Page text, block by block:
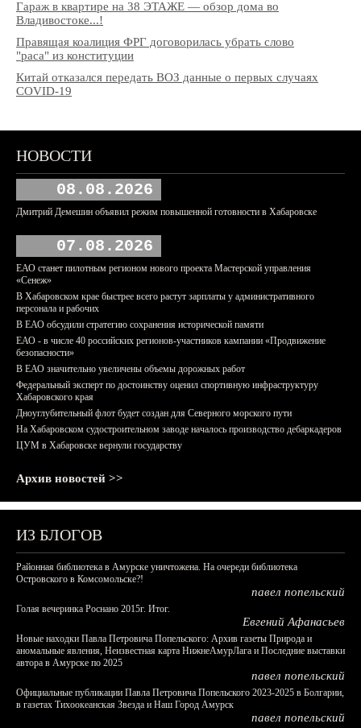
Гараж в квартире на 38 ЭТАЖЕ — обзор дома во
Владивостоке...!
Правящая коалиция ФРГ договорилась убрать слово
"раса" из конституции
Китай отказался передать ВОЗ данные о первых случаях
COVID-19
НОВОСТИ
08.08.2026
Дмитрий Демешин объявил режим повышенной готовности в Хабаровске
07.08.2026
ЕАО станет пилотным регионом нового проекта Мастерской управления
«Сенеж»
В Хабаровском крае быстрее всего растут зарплаты у административного
персонала и рабочих
В ЕАО обсудили стратегию сохранения исторической памяти
ЕАО - в числе 40 российских регионов-участников кампании «Продвижение
безопасности»
В ЕАО значительно увеличены объемы дорожных работ
Федеральный эксперт по достоинству оценил спортивную инфраструктуру
Хабаровского края
Дноуглубительный флот будет создан для Северного морского пути
На Хабаровском судостроительном заводе началось производство дебаркадеров
ЦУМ в Хабаровске вернули государству
Архив новостей >>
ИЗ БЛОГОВ
Районная библиотека в Амурске уничтожена. На очереди библиотека
Островского в Комсомольске?!
павел попельский
Голая вечеринка Роснано 2015г. Итог.
Евгений Афанасьев
Новые находки Павла Петровича Попельского: Архив газеты Природа и
аномальные явления, Неизвестная карта НижнеАмурЛага и Последние выставки
автора в Амурске по 2025
павел попельский
Официальные публикации Павла Петровича Попельского 2023-2025 в Болгарии,
в газетах Тихоокеанская Звезда и Наш Город Амурск
павел попельский